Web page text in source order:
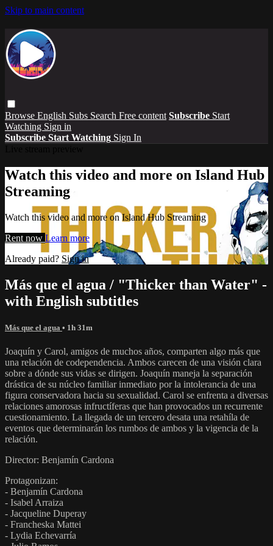
Skip to main content
Browse English Subs Search Free content Subscribe Start
Watching Sign in
Subscribe Start Watching Sign In
Watch this video and more on Island Hub
Streaming
Watch this video and more on Island Hub Streaming
Rent now Learn more
Already paid? Sign in
Más que el agua / "Thicker than Water" -
with English subtitles
Más que el agua • 1h 31m
Joaquín y Carol, amigos de muchos años, comparten algo más que
una relación de codependencia. Ambos carecen de una visión clara
sobre a dónde sus vidas se dirigen. Joaquín maneja la separación
drástica de su núcleo familiar inmediato por la intolerancia de una
figura conservadora hacia su sexualidad. Carol se enfrenta a diversas
relaciones amorosas infructíferas que han provocados un recurrente
cuestionamiento. La llegada de un tercero desata una retahíla de
eventos que determinarán los rumbos de ambos y la vigencia de la
relación.
Director: Benjamín Cardona
Protagonizan:
- Benjamín Cardona
- Isabel Arraiza
- Jacqueline Duperay
- Francheska Mattei
- Lydia Echevarría